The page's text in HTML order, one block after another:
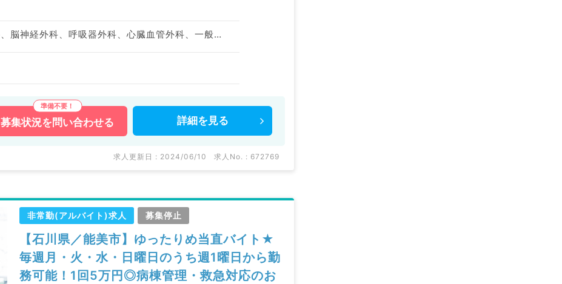
神経内科、心療内科、脳神経外科、呼吸器外科、心臓血管外科、一般内科、循環器内科、呼吸器内科、消化器内科、内分泌・代謝内科、腎臓内科、老年内科、外科系全般、一般外科、消化器外科、膠原病科
募集状況を 問い合わせる 詳細を 見る
求人更新日 : 2024/06/10 求人No. : 672769
非常勤(アルバイト)求人 募集停止
【石川県／能美市】ゆったりめ当直バイト★
毎週月・火・水・日曜日のうち週1曜日から勤
務可能！1回5万円◎病棟管理・救急対応のお